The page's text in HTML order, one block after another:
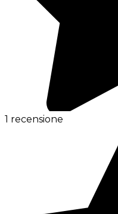
1 recensione